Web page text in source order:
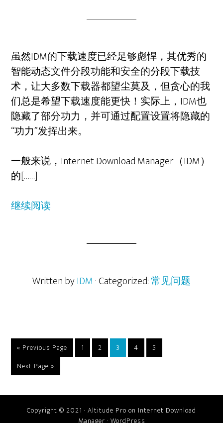
虽然IDM的下载速度已经足够彪悍，其优秀的
智能动态文件分段功能和安全的分段下载技
术，让大多数下载器都望尘莫及，但贪心的我
们总是希望下载速度能更快！实际上，IDM也
隐藏了部分功力，并可通过配置设置将隐藏的
“功力”发挥出来。
一般来说，Internet Download Manager（IDM）
的[……]
继续阅读
Written byIDM · Categorized:常见问题
« Go
Previous Page
Go
to
1
Go
to
2
Go
to
3
Go
to
4
Go
to
5
Go
to
Next Page »
Copyright © 2021 · Altitude Pro on Internet Download